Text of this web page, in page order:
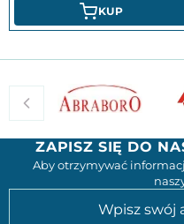
KUP
ZAPISZ SIĘ DO
Aby otrzymywać